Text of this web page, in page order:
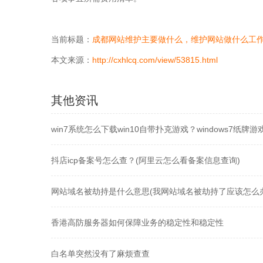
当前标题： 成都网站维护主要做什么，维护网站做什么工
本文来源： http://cxhlcq.com/view/53815.html
其他资讯
win7系统怎么下载win10自带扑克游戏？windows7纸牌游
抖店icp备案号怎么查？(阿里云怎么看备案信息查询)
网站域名被劫持是什么意思(我网站域名被劫持了应该怎么
香港高防服务器如何保障业务的稳定性和稳定性
白名单突然没有了麻烦查查